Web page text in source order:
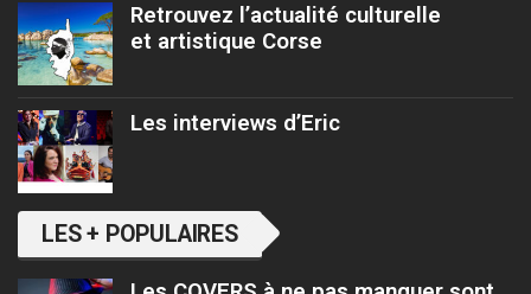
Retrouvez l’actualité culturelle
et artistique Corse
Les interviews d’Eric
LES + POPULAIRES